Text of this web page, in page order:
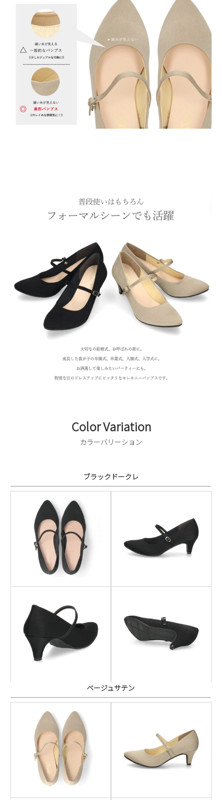
Color Variation
カラーバリーション
ブラックドークレ
ベージュサテン